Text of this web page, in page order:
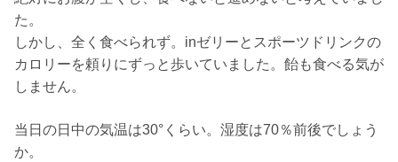
た。
しかし、全く食べられず。inゼリーとスポーツドリンクの
カロリーを頼りにずっと歩いていました。飴も食べる気が
しません。
当日の日中の気温は30°くらい。湿度は70％前後でしょう
か。